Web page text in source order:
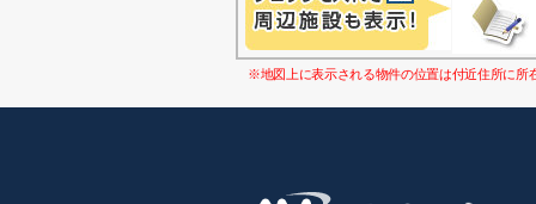
※地図上に表示される物件の位置は付近住所に所